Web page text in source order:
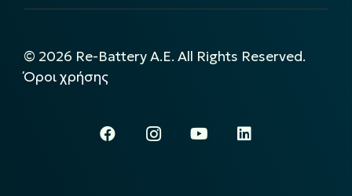
© 2026 Re-Battery A.E. All Rights Reserved.
Όροι χρήσης